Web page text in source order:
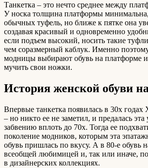
Танкетка – это нечто среднее между
У носка толщина платформы
обычных туфель, но ближе к пятке она
создавая красивый и одновременно
если подъем высокий, носить такие
чем соразмерный каблук. Именно
модницы выбирают обувь на платформе и
мучить свои ножки.
История женской обуви
Впервые танкетка появилась в 30х
– но никто ее не заметил, и предалась эта
забвению вплоть до 70х. Тогда ее
поколение модников, которым эта
обувь пришлась по вкусу. А в 80-е обувь
всеобщей любимицей и, так или иначе,
в дизайнерских коллекциях.